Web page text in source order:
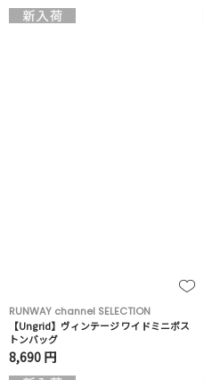
RUNWAY channel SELECTION
【Ungrid】ヴィンテージ ワイドミニボス
トンバッグ
8,690 円